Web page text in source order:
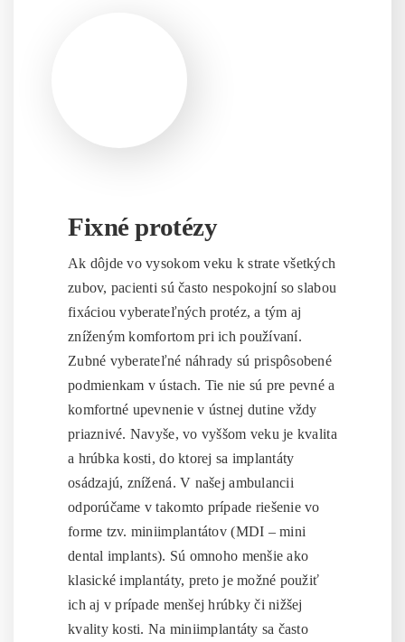
Fixné protézy
Ak dôjde vo vysokom veku k strate všetkých
zubov, pacienti sú často nespokojní so slabou
fixáciou vyberateľných protéz, a tým aj
zníženým komfortom pri ich používaní.
Zubné vyberateľné náhrady sú prispôsobené
podmienkam v ústach. Tie nie sú pre pevné a
komfortné upevnenie v ústnej dutine vždy
priaznivé. Navyše, vo vyššom veku je kvalita
a hrúbka kosti, do ktorej sa implantáty
osádzajú, znížená. V našej ambulancii
odporúčame v takomto prípade riešenie vo
forme tzv. miniimplantátov (MDI – mini
dental implants). Sú omnoho menšie ako
klasické implantáty, preto je možné použiť
ich aj v prípade menšej hrúbky či nižšej
kvality kosti. Na miniimplantáty sa často